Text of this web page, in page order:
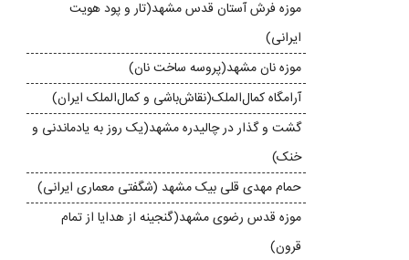
موزه‌ فرش آستان قدس مشهد(تار و پود هویت
ایرانی)
موزه نان مشهد(پروسه ساخت نان)
آرامگاه کمال‌الملک(نقاش‌باشی و کمال‌الملک ایران)
گشت و گذار در چالیدره‌ مشهد(یک روز به یادماندنی و
خنک)
حمام مهدی قلی بیک مشهد (شگفتی معماری ایرانی)
موزه قدس رضوی مشهد(گنجینه از هدایا از تمام
قرون)